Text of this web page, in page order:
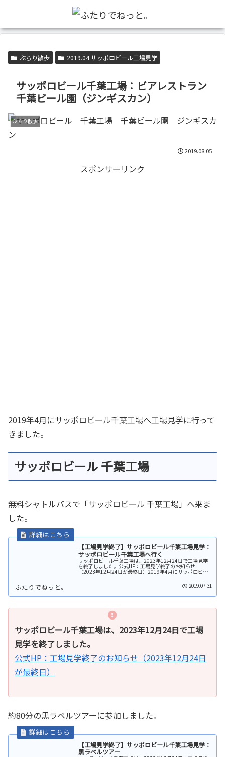
ぶらり散歩 2019.04 サッポロビール工場見学
サッポロビール千葉工場：ビアレストラン
千葉ビール園（ジンギスカン）
ぶらり散歩
2019.08.05
スポンサーリンク
2019年4月にサッポロビール千葉工場へ工場見学に行って
きました。
サッポロビール 千葉工場
無料シャトルバスで「サッポロビール 千葉工場」へ来ま
した。
【工場見学終了】サッポロビール千葉工場見学：
サッポロビール千葉工場へ行く
サッポロビール千葉工場は、2023年12月24日で工場見学
を終了しました。公式HP：工場見学終了のお知らせ
（2023年12月24日が最終日）2019年4月にサッポロビー
2019.07.31
サッポロビール千葉工場は、2023年12月24日で工場
見学を終了しました。
公式HP：工場見学終了のお知らせ（2023年12月24日
が最終日）
約80分の黒ラベルツアーに参加しました。
【工場見学終了】サッポロビール千葉工場見学：
黒ラベルツアー